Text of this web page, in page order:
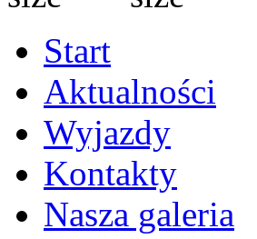
Start
Aktualności
Wyjazdy
Kontakty
Nasza galeria